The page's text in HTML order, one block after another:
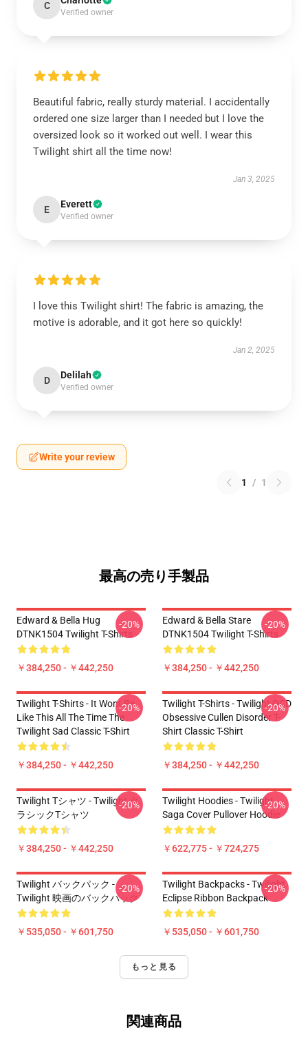
C
Verified owner
Beautiful fabric, really sturdy material. I accidentally
ordered one size larger than I needed but I love the
oversized look so it worked out well. I wear this
Twilight shirt all the time now!
Jan 3, 2025
E Everett
Verified owner
I love this Twilight shirt! The fabric is amazing, the
motive is adorable, and it got here so quickly!
Jan 2, 2025
D Delilah
Verified owner
Write your review
1 / 1
最高の売り手製品
Edward & Bella Hug
DTNK1504 Twilight T-Shirts
￥384,250 - ￥442,250
-20%
Edward & Bella Stare
DTNK1504 Twilight T-Shirts
￥384,250 - ￥442,250
-20%
Twilight T-Shirts - It Wont Be
Like This All The Time The
Twilight Sad Classic T-Shirt
￥384,250 - ￥442,250
-20%
Twilight T-Shirts - Twilight OCD
Obsessive Cullen Disorder T-
Shirt Classic T-Shirt
￥384,250 - ￥442,250
-20%
Twilight Tシャツ - Twilight ク
ラシックTシャツ
￥384,250 - ￥442,250
-20%
Twilight Hoodies - Twilight
Saga Cover Pullover Hoodie
￥622,775 - ￥724,275
-20%
Twilight バックパック -
Twilight 映画のバックパック
￥535,050 - ￥601,750
-20%
Twilight Backpacks - Twilight
Eclipse Ribbon Backpack
￥535,050 - ￥601,750
-20%
もっと見る
関連商品